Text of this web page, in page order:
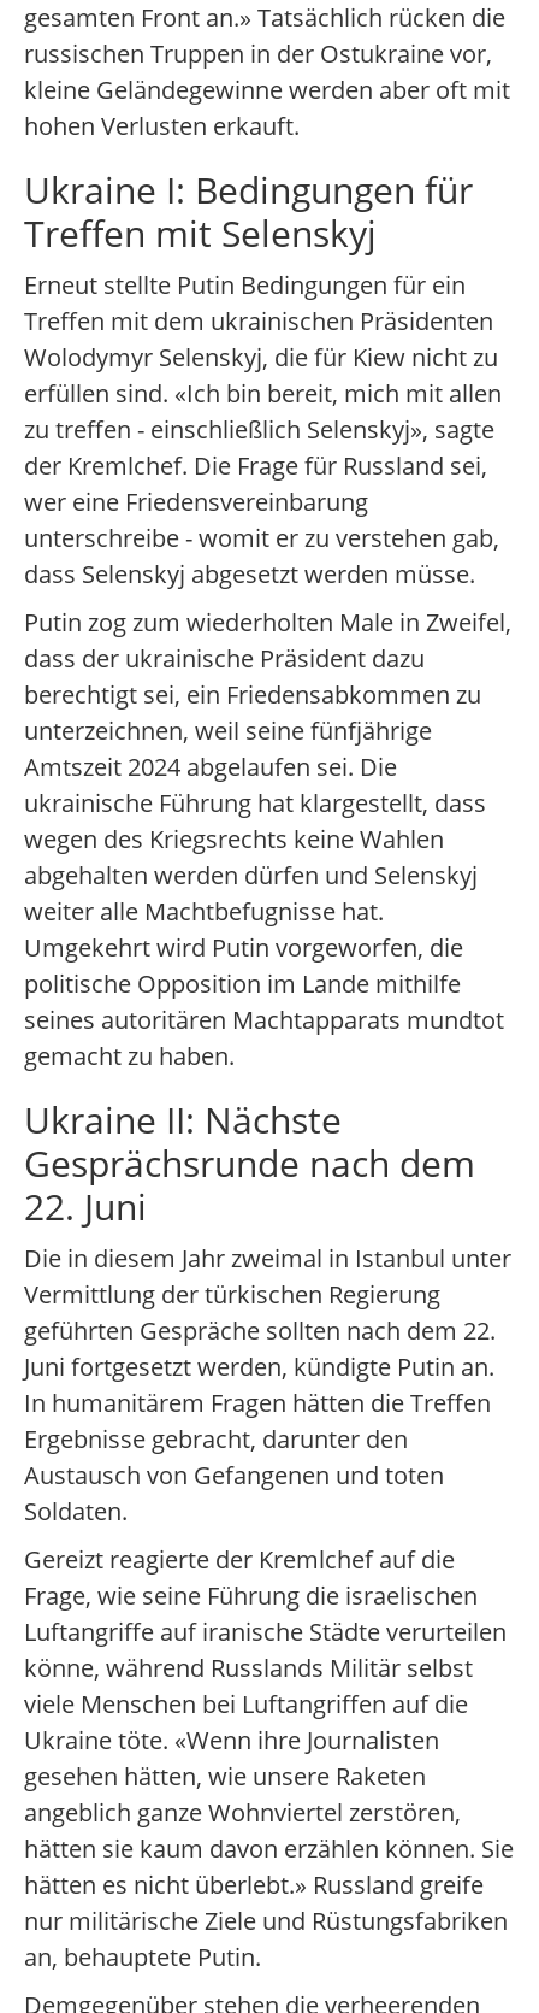
gesamten Front an.» Tatsächlich rücken die
russischen Truppen in der Ostukraine vor,
kleine Geländegewinne werden aber oft mit
hohen Verlusten erkauft.
Ukraine I: Bedingungen für
Treffen mit Selenskyj
Erneut stellte Putin Bedingungen für ein
Treffen mit dem ukrainischen Präsidenten
Wolodymyr Selenskyj, die für Kiew nicht zu
erfüllen sind. «Ich bin bereit, mich mit allen
zu treffen - einschließlich Selenskyj», sagte
der Kremlchef. Die Frage für Russland sei,
wer eine Friedensvereinbarung
unterschreibe - womit er zu verstehen gab,
dass Selenskyj abgesetzt werden müsse.
Putin zog zum wiederholten Male in Zweifel,
dass der ukrainische Präsident dazu
berechtigt sei, ein Friedensabkommen zu
unterzeichnen, weil seine fünfjährige
Amtszeit 2024 abgelaufen sei. Die
ukrainische Führung hat klargestellt, dass
wegen des Kriegsrechts keine Wahlen
abgehalten werden dürfen und Selenskyj
weiter alle Machtbefugnisse hat.
Umgekehrt wird Putin vorgeworfen, die
politische Opposition im Lande mithilfe
seines autoritären Machtapparats mundtot
gemacht zu haben.
Ukraine II: Nächste
Gesprächsrunde nach dem
22. Juni
Die in diesem Jahr zweimal in Istanbul unter
Vermittlung der türkischen Regierung
geführten Gespräche sollten nach dem 22.
Juni fortgesetzt werden, kündigte Putin an.
In humanitärem Fragen hätten die Treffen
Ergebnisse gebracht, darunter den
Austausch von Gefangenen und toten
Soldaten.
Gereizt reagierte der Kremlchef auf die
Frage, wie seine Führung die israelischen
Luftangriffe auf iranische Städte verurteilen
könne, während Russlands Militär selbst
viele Menschen bei Luftangriffen auf die
Ukraine töte. «Wenn ihre Journalisten
gesehen hätten, wie unsere Raketen
angeblich ganze Wohnviertel zerstören,
hätten sie kaum davon erzählen können. Sie
hätten es nicht überlebt.» Russland greife
nur militärische Ziele und Rüstungsfabriken
an, behauptete Putin.
Demgegenüber stehen die verheerenden